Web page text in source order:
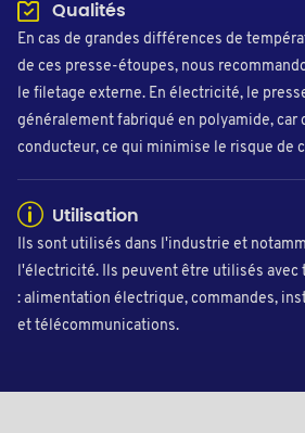
Qualités
En cas de grandes différences de
de ces presse-étoupes, nous
le filetage externe. En électricité, le
généralement fabriqué en polyamide, car
conducteur, ce qui minimise le risque de
Utilisation
Ils sont utilisés dans l'industrie et
l'électricité. Ils peuvent être utilisés avec
: alimentation électrique, commandes,
et télécommunications.